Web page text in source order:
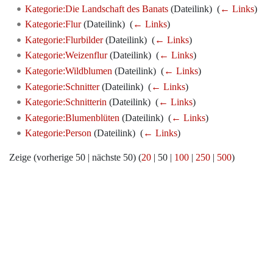
Kategorie:Die Landschaft des Banats(Dateilink) ‎ (← Links)
Kategorie:Flur(Dateilink) ‎ (← Links)
Kategorie:Flurbilder(Dateilink) ‎ (← Links)
Kategorie:Weizenflur(Dateilink) ‎ (← Links)
Kategorie:Wildblumen (Dateilink) ‎ (← Links)
Kategorie:Schnitter(Dateilink) ‎ (← Links)
Kategorie:Schnitterin (Dateilink) ‎ (← Links)
Kategorie:Blumenblüten (Dateilink) ‎ (← Links)
Kategorie:Person(Dateilink) ‎ (← Links)
Zeige (vorherige 50 | nächste 50) (20 | 50 | 100 | 250 | 500)